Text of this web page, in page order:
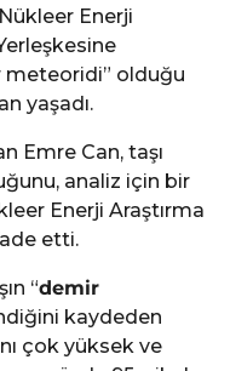
Enerji
meteoridi” olduğu
yaşadı.
Emre Can, taşı
analiz için bir
Enerji Araştırma
etti.
“demir
kaydeden
çok yüksek ve